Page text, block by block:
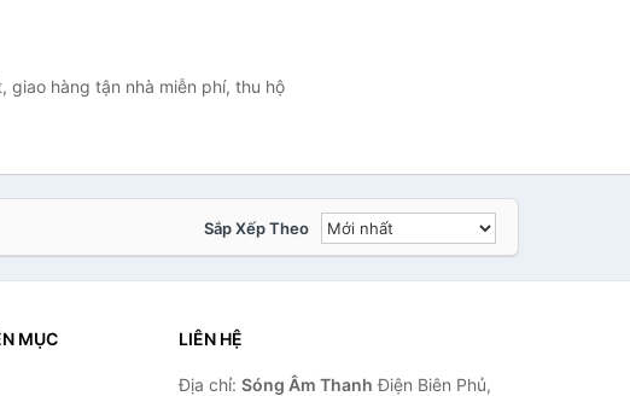
hàng tận nhà miễn phí, thu hộ
Sắp Xếp Theo
MỤC LIÊN HỆ
Địa chỉ: Sóng Âm Thanh Điện Biên Phủ,